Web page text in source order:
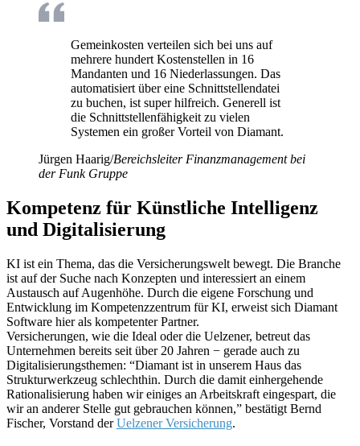
Gemeinkosten verteilen sich bei uns auf
mehrere hundert Kostenstellen in 16
Mandanten und 16 Niederlassungen. Das
automatisiert über eine Schnittstellendatei
zu buchen, ist super hilfreich. Generell ist
die Schnittstellenfähigkeit zu vielen
Systemen ein großer Vorteil von Diamant.
Jürgen Haarig/Bereichsleiter Finanzmanagement bei
der Funk Gruppe
Kompetenz für Künstliche Intelligenz
und Digitalisierung
KI ist ein Thema, das die Versicherungswelt bewegt. Die Branche
ist auf der Su­che nach Konzepten und interessiert an einem
Austausch auf Augenhöhe. Durch die eigene Forschung und
Entwicklung im Kompetenzzentrum für KI, erweist sich Diamant
Software hier als kompetenter Partner.
Versicherungen, wie die Ideal oder die Uelzener, betreut das
Unternehmen bereits seit über 20 Jahren − ge­rade auch zu
Digitalisierungsthemen: “Diamant ist in unserem Haus das
Strukturwerkzeug schlecht­hin. Durch die damit einhergehende
Rationalisierung haben wir einiges an Arbeitskraft eingespart, die
wir an anderer Stelle gut gebrauchen können,” bestätigt Bernd
Fischer, Vorstand derUelzener Versicherung.